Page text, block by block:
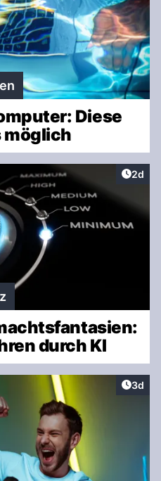
Diese
möglich
2d
durch KI
3d